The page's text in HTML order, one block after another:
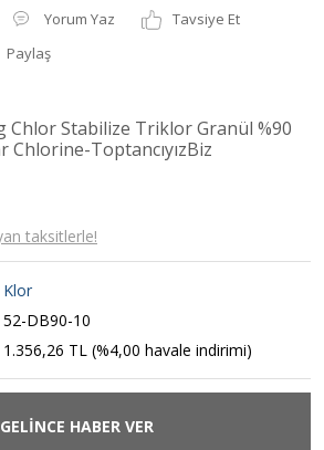
Yorum Yaz
Tavsiye Et
Paylaş
Chlor Stabilize Triklor Granül %90
ToptancıyızBiz
taksitlerle!
Klor
52-DB90-10
1.356,26 TL (%4,00 havale indirimi)
GELİNCE HABER VER